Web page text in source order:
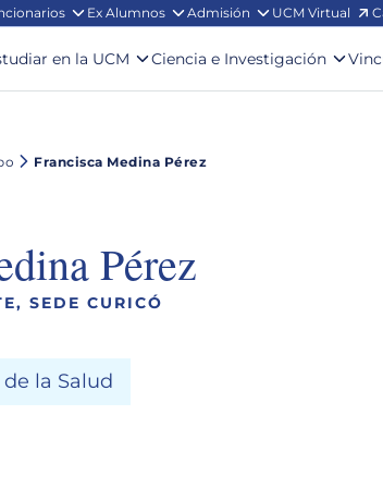
Ex Alumnos Admisión UCM Virtual
en la UCM Ciencia e Investigación
Francisca Medina Pérez
Pérez
SEDE CURICÓ
la Salud